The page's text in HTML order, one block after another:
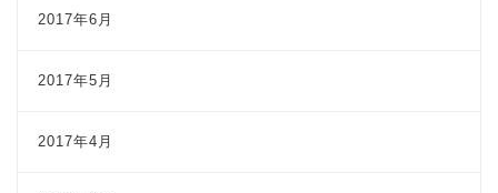
2017年6月
2017年5月
2017年4月